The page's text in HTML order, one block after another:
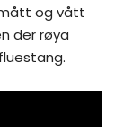
og vått
der røya